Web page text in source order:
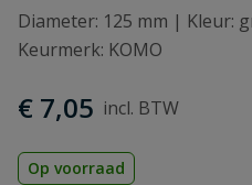
Diameter: 125 mm | Kleur:
Keurmerk: KOMO
€ 7,05
Op voorraad